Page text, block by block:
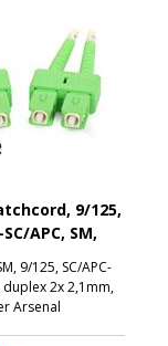
9/125,
APC, SM,
9/125, SC/APC-
duplex 2x 2,1mm,
Arsenal